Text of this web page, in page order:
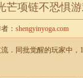
芒项链不恐惧
： shengyinyoga.com
同批觉醒的玩家中，